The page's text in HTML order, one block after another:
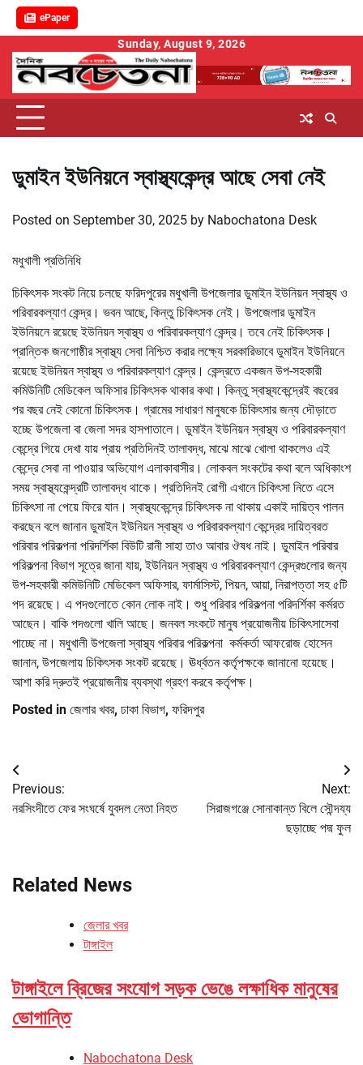
ePaper
content
Sunday, August 9, 2026
ডুমাইন ইউনিয়নে স্বাস্থ্যকেন্দ্র আছে সেবা নেই
Posted on September 30, 2025 by Nabochatona Desk
মধুখালী প্রতিনিধি
চিকিৎসক সংকট নিয়ে চলছে ফরিদপুরের মধুখালী উপজেলার ডুমাইন ইউনিয়ন স্বাস্থ্য ও
পরিবারকল্যাণ কেন্দ্র। ভবন আছে, কিন্তু চিকিৎসক নেই। উপজেলার ডুমাইন
ইউনিয়নে রয়েছে ইউনিয়ন স্বাস্থ্য ও পরিবারকল্যাণ কেন্দ্র। তবে নেই চিকিৎসক।
প্রান্তিক জনগোষ্ঠীর স্বাস্থ্য সেবা নিশ্চিত করার লক্ষ্যে সরকারিভাবে ডুমাইন ইউনিয়নে
রয়েছে ইউনিয়ন স্বাস্থ্য ও পরিবারকল্যাণ কেন্দ্র। কেন্দ্রতে একজন উপ-সহকারী
কমিউনিটি মেডিকেল অফিসার চিকিৎসক থাকার কথা। কিন্তু স্বাস্থ্যকেন্দ্রেই বছরের
পর বছর নেই কোনো চিকিৎসক। গ্রামের সাধারণ মানুষকে চিকিৎসার জন্য দৌড়াতে
হচ্ছে উপজেলা বা জেলা সদর হাসপাতালে। ডুমাইন ইউনিয়ন স্বাস্থ্য ও পরিবারকল্যাণ
কেন্দ্রে গিয়ে দেখা যায় প্রায় প্রতিদিনই তালাবদ্ধ, মাঝে মাঝে খোলা থাকলেও এই
কেন্দ্রে সেবা না পাওয়ার অভিযোগ এলাকাবাসীর। লোকবল সংকটের কথা বলে অধিকাংশ
সময় স্বাস্থ্যকেন্দ্রটি তালাবদ্ধ থাকে। প্রতিদিনই রোগী এখানে চিকিৎসা নিতে এসে
চিকিৎসা না পেয়ে ফিরে যান। স্বাস্থ্যকেন্দ্রে চিকিৎসক না থাকায় একাই দায়িত্ব পালন
করছেন বলে জানান ডুমাইন ইউনিয়ন স্বাস্থ্য ও পরিবারকল্যাণ কেন্দ্রের দায়িত্বরত
পরিবার পরিকল্পনা পরিদর্শিকা বিউটি রানী সাহা তাও আবার ঔষধ নাই। ডুমাইন পরিবার
পরিকল্পনা বিভাগ সূত্রে জানা যায়, ইউনিয়ন স্বাস্থ্য ও পরিবারকল্যাণ কেন্দ্রগুলোর জন্য
উপ-সহকারী কমিউনিটি মেডিকেল অফিসার, ফার্মাসিস্ট, পিয়ন, আয়া, নিরাপত্তা সহ ৫টি
পদ রয়েছে। এ পদগুলোতে কোন লোক নাই। শুধু পরিবার পরিকল্পনা পরিদর্শিকা কর্মরত
আছেন। বাকি পদগুলো খালি আছে। জনবল সংকটে মানুষ প্রয়োজনীয় চিকিৎসাসেবা
পাচ্ছে না। মধুখালী উপজেলা স্বাস্থ্য পরিবার পরিকল্পনা কর্মকর্তা আফরোজ হোসেন
জানান, উপজেলায় চিকিৎসক সংকট রয়েছে। ঊর্ধ্বতন কর্তৃপক্ষকে জানানো হয়েছে।
আশা করি দ্রুতই প্রয়োজনীয় ব্যবস্থা গ্রহণ করবে কর্তৃপক্ষ।
Posted in জেলার খবর, ঢাকা বিভাগ, ফরিদপুর
Post
navigation
Previous:
নরসিংদীতে ফের সংঘর্ষে যুবদল নেতা নিহত
Next:
সিরাজগঞ্জে সোনাকান্ত বিলে সৌন্দয্য
ছড়াচ্ছে পদ্ম ফুল
Related News
জেলার খবর
টাঙ্গাইল
টাঙ্গাইলে ব্রিজের সংযোগ সড়ক ভেঙে লক্ষাধিক মানুষের
ভোগান্তি
Nabochatona Desk